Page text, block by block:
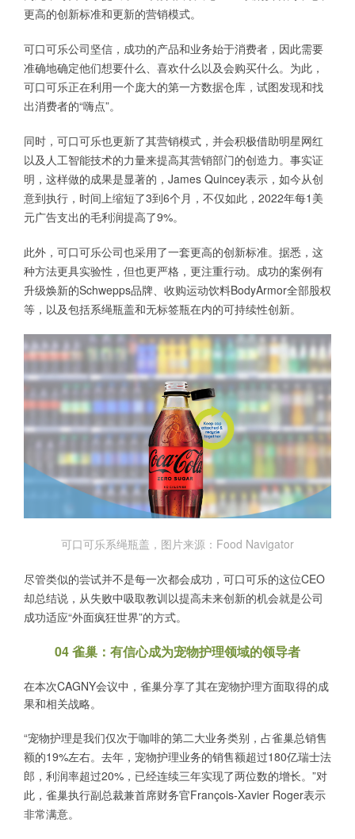
更高的创新标准和更新的营销模式。
可口可乐公司坚信，成功的产品和业务始于消费者，因此需要
准确地确定他们想要什么、喜欢什么以及会购买什么。为此，
可口可乐正在利用一个庞大的第一方数据仓库，试图发现和找
出消费者的“嗨点”。
同时，可口可乐也更新了其营销模式，并会积极借助明星网红
以及人工智能技术的力量来提高其营销部门的创造力。事实证
明，这样做的成果是显著的，James Quincey表示，如今从创
意到执行，时间上缩短了3到6个月，不仅如此，2022年每1美
元广告支出的毛利润提高了9%。
此外，可口可乐公司也采用了一套更高的创新标准。据悉，这
种方法更具实验性，但也更严格，更注重行动。成功的案例有
升级焕新的Schwepps品牌、收购运动饮料BodyArmor全部股权
等，以及包括系绳瓶盖和无标签瓶在内的可持续性创新。
可口可乐系绳瓶盖，图片来源：Food Navigator
尽管类似的尝试并不是每一次都会成功，可口可乐的这位CEO
却总结说，从失败中吸取教训以提高未来创新的机会就是公司
成功适应“外面疯狂世界”的方式。
04 雀巢：有信心成为宠物护理领域的领导者
在本次CAGNY会议中，雀巢分享了其在宠物护理方面取得的成
果和相关战略。
“宠物护理是我们仅次于咖啡的第二大业务类别，占雀巢总销售
额的19%左右。去年，宠物护理业务的销售额超过180亿瑞士法
郎，利润率超过20%，已经连续三年实现了两位数的增长。”对
此，雀巢执行副总裁兼首席财务官François-Xavier Roger表示
非常满意。